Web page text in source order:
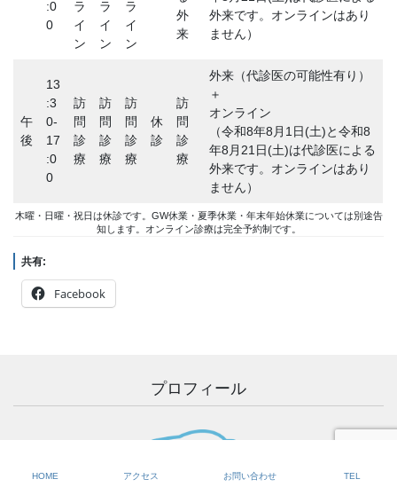
:0
0
ラ
イ
ン
ラ
イ
ン
ラ
イ
ン
外
来
外来です。オンラインはあり
ません）
午
後
13
:3
0-
17
:0
0
訪
問
診
療
訪
問
診
療
訪
問
診
療
休
診
訪
問
診
療
外来（代診医の可能性有り）
＋
オンライン
（令和8年8月1日(土)と令和8
年8月21日(土)は代診医による
外来です。オンラインはあり
ません）
木曜・日曜・祝日は休診です。GW休業・夏季休業・年末年始休業については別途告
知します。オンライン診療は完全予約制です。
共有:
Facebook
プロフィール
HOME アクセス お問い合わせ TEL